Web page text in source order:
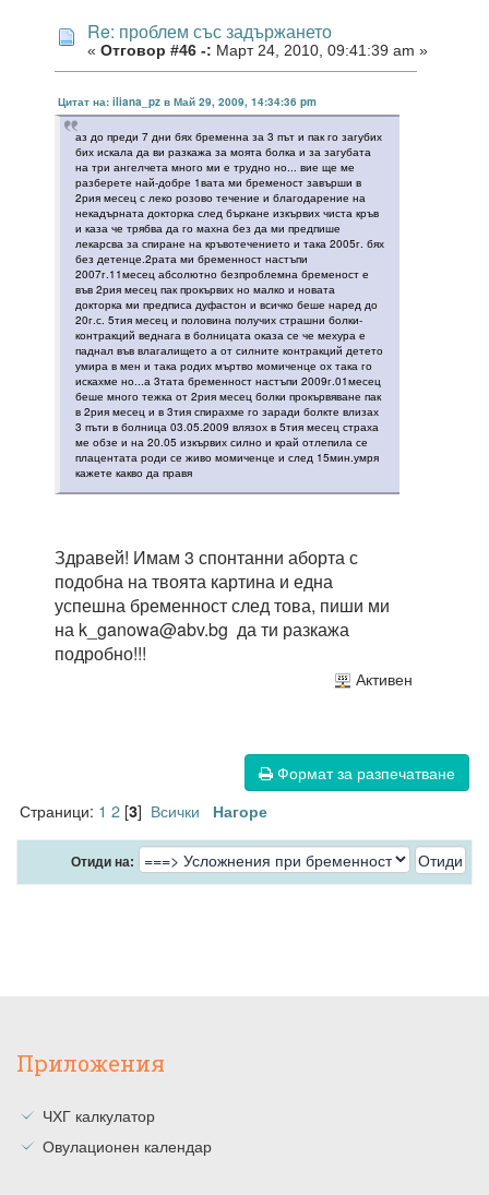
Re: проблем със задържането
« Отговор #46 -: Март 24, 2010, 09:41:39 am »
Цитат на: iliana_pz в Май 29, 2009, 14:34:36 pm
аз до преди 7 дни бях бременна за 3 път и пак го загубих
бих искала да ви разкажа за моята болка и за загубата
на три ангелчета много ми е трудно но... вие ще ме
разберете най-добре 1вата ми бременост завърши в
2рия месец с леко розово течение и благодарение на
некадърната докторка след бъркане изкървих чиста кръв
и каза че трябва да го махна без да ми предпише
лекарсва за спиране на кръвотечението и така 2005г. бях
без детенце.2рата ми бременност настъпи
2007г.11месец абсолютно безпроблемна бременост е
във 2рия месец пак прокървих но малко и новата
докторка ми предписа дуфастон и всичко беше наред до
20г.с. 5тия месец и половина получих страшни болки-
контракций веднага в болницата оказа се че мехура е
паднал във влагалището а от силните контракций детето
умира в мен и така родих мъртво момиченце ох така го
искахме но...а 3тата бременност настъпи 2009г.01месец
беше много тежка от 2рия месец болки прокървяване пак
в 2рия месец и в 3тия спирахме го заради болкте влизах
3 пъти в болница 03.05.2009 влязох в 5тия месец страха
ме обзе и на 20.05 изкървих силно и край отлепила се
плацентата роди се живо момиченце и след 15мин.умря
кажете какво да правя
Здравей! Имам 3 спонтанни аборта с
подобна на твоята картина и една
успешна бременност след това, пиши ми
на k_ganowa@abv.bg да ти разкажа
подробно!!!
Активен
Формат за разпечатване
Страници: 1 2[3] Всички Нагоре
Отиди на:
Приложения
ЧХГ калкулатор
Овулационен календар